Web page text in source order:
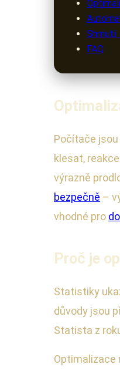
FAQ
Počítače
klesat,
výrazně
bezpečně –
vhodné pro
Proč je
Statistiky
důvody jsou
Statista z
Optimalizace